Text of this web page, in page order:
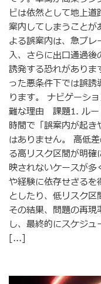
ビは依然として地上
案内してしまうことが
よる誤案内は、急ブ
入、さらに出口通過
誘発する恐れがありま
った悪条件下では誤
ります。 ナビゲーシ
難な理由 課題1. ルー
時間で「誤案内が起
はありません。 高低
る高リスク区間が明
映されないケースが
や経験に依存せざる
としたり、低リスク区
その結果、問題の再
し、最終的にスケジ
[...]